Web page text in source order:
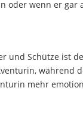
oder wenn er
und Schütze ist
während
mehr